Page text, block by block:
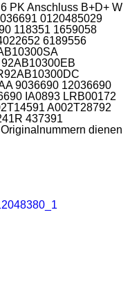
PK Anschluss B+D+ W
0120485029
118351 1659058
6189556
9036690 12036690
IA0893 LRB00172
A002T28792
437391
dienen